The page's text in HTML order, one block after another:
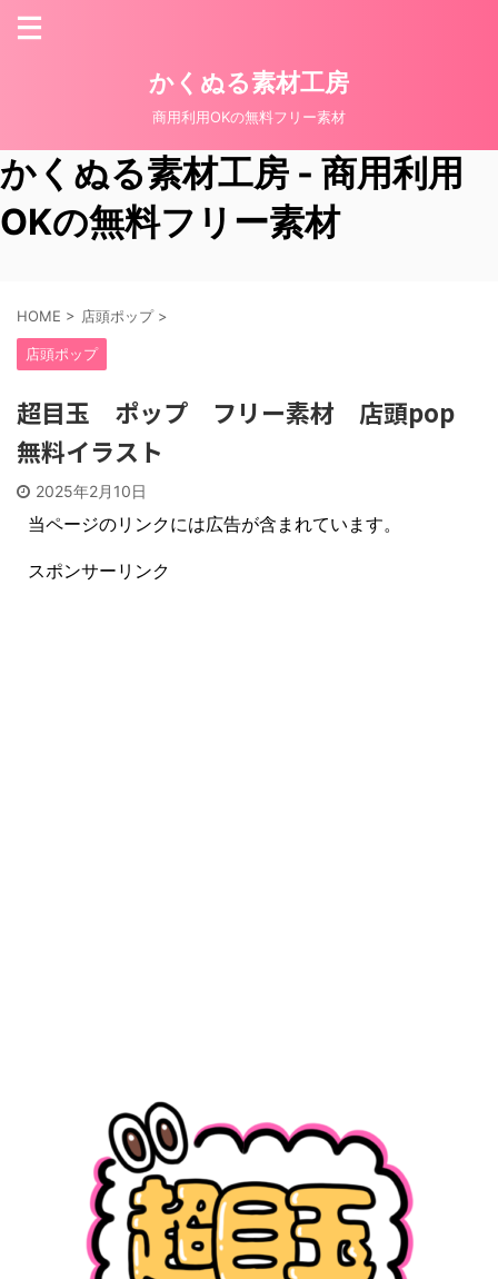
かくぬる素材工房
商用利用OKの無料フリー素材
かくぬる素材工房 - 商用利用
OKの無料フリー素材
HOME > 店頭ポップ >
店頭ポップ
超目玉 ポップ フリー素材 店頭pop
無料イラスト
2025年2月10日
当ページのリンクには広告が含まれています。
スポンサーリンク